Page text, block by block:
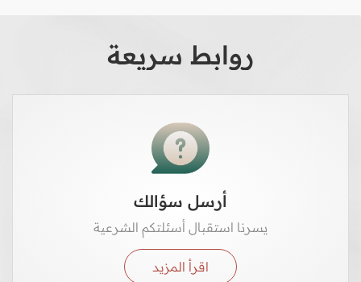
روابط سريعة
أرسل سؤالك
يسرنا استقبال أسئلتكم الشرعية
اقرأ المزيد